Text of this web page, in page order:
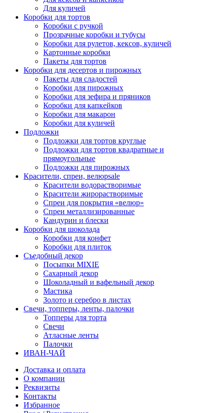
Для куличей
Коробки для тортов
Коробки с ручкой
Прозрачные коробки и тубусы
Коробки для рулетов, кексов, куличей
Картонные коробки
Пакеты для тортов
Коробки для десертов и пирожных
Пакеты для сладостей
Коробки для пирожных
Коробки для зефира и пряников
Коробки для капкейков
Коробки для макарон
Коробки для куличей
Подложки
Подложки для тортов круглые
Подложки для тортов квадратные и
прямоугольные
Подложки для пирожных
Красители, спреи, велюрsale
Красители водорастворимые
Красители жирорастворимые
Спреи для покрытия «велюр»
Спреи металлизированные
Кандурин и блески
Коробки для шоколада
Коробки для конфет
Коробки для плиток
Съедобный декор
Посыпки MIXIE
Сахарный декор
Шоколадный и вафельный декор
Мастика
Золото и серебро в листах
Свечи, топперы, ленты, палочки
Топперы для торта
Свечи
Атласные ленты
Палочки
ИВАН-ЧАЙ
Доставка и оплата
О компании
Реквизиты
Контакты
Избранное